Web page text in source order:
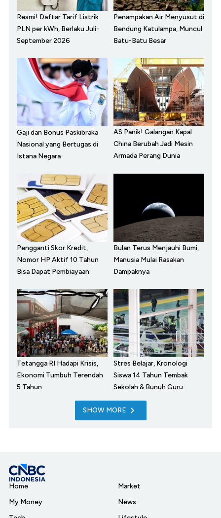
Resmi! Daftar Tarif Listrik
PLN per kWh, Berlaku Juli-
September 2026
Penampakan Air Menyusut di
Bendung Katulampa, Muncul
Batu-Batu Besar
Gaji dan Bonus Paskibraka
Nasional yang Bertugas di
Istana Negara
AS Panik! Galangan Kapal
China Berubah Jadi Mesin
Armada Perang Dunia
Pengganti Skor Kredit,
Nomor HP Aktif 10 Tahun
Bisa Dapat Pembiayaan
Bulan Terus Menjauhi Bumi,
Manusia Mulai Rasakan
Dampaknya
Tetangga RI Hadapi Krisis,
Ekonomi Tumbuh Terendah
5 Tahun
Stres Belajar, Kronologi
Siswa 14 Tahun Tembak
Sekolah & Bunuh Guru
SHOW MORE
Home
My Money
Market
News